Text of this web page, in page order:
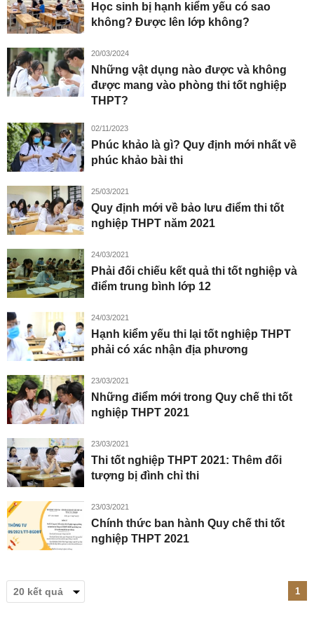
Học sinh bị hạnh kiểm yếu có sao
không? Được lên lớp không?
20/03/2024
Những vật dụng nào được và không
được mang vào phòng thi tốt nghiệp
THPT?
02/11/2023
Phúc khảo là gì? Quy định mới nhất về
phúc khảo bài thi
25/03/2021
Quy định mới về bảo lưu điểm thi tốt
nghiệp THPT năm 2021
24/03/2021
Phải đối chiếu kết quả thi tốt nghiệp và
điểm trung bình lớp 12
24/03/2021
Hạnh kiểm yếu thi lại tốt nghiệp THPT
phải có xác nhận địa phương
23/03/2021
Những điểm mới trong Quy chế thi tốt
nghiệp THPT 2021
23/03/2021
Thi tốt nghiệp THPT 2021: Thêm đối
tượng bị đình chỉ thi
23/03/2021
Chính thức ban hành Quy chế thi tốt
nghiệp THPT 2021
1